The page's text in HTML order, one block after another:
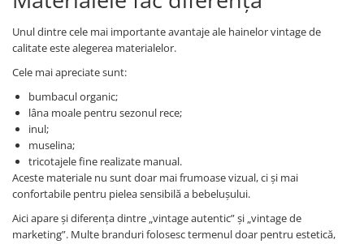
Unul dintre cele mai importante avantaje ale hainelor vintage de
calitate este alegerea materialelor.
Cele mai apreciate sunt:
bumbacul organic;
lâna moale pentru sezonul rece;
inul;
muselina;
tricotajele fine realizate manual.
Aceste materiale nu sunt doar mai frumoase vizual, ci și mai
confortabile pentru pielea sensibilă a bebelușului.
Aici apare și diferența dintre „vintage autentic” și „vintage de
marketing”. Multe branduri folosesc termenul doar pentru estetică,